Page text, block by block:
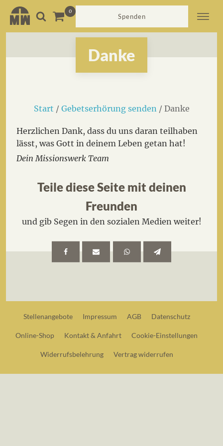
Spenden
Danke
Start / Gebetserhörung senden/ Danke
Herzlichen Dank, dass du uns daran teilhaben
lässt, was Gott in deinem Leben getan hat!
Dein Missionswerk Team
Teile diese Seite mit deinen
Freunden
und gib Segen in den sozialen Medien weiter!
Stellenangebote Impressum AGB Datenschutz
Online-Shop Kontakt & Anfahrt Cookie-Einstellungen
Widerrufsbelehrung Vertrag widerrufen